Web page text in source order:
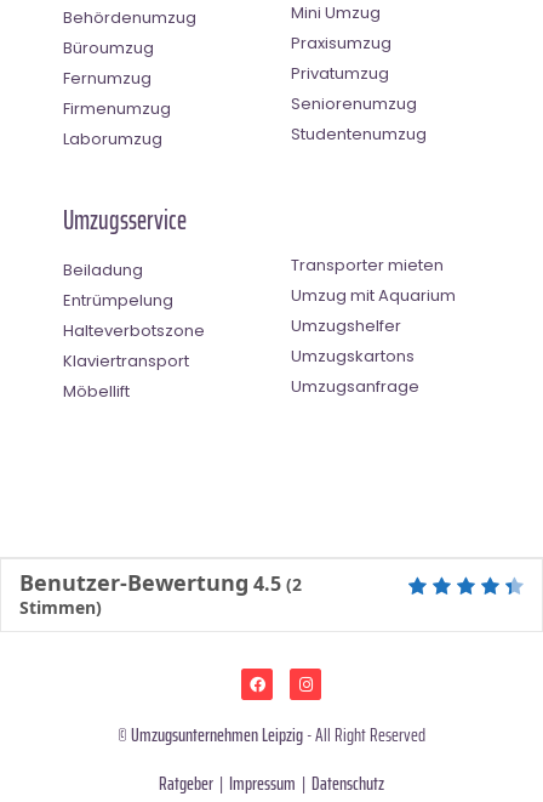
Behördenumzug
Büroumzug
Fernumzug
Firmenumzug
Laborumzug
Mini Umzug
Praxisumzug
Privatumzug
Seniorenumzug
Studentenumzug
Umzugsservice
Beiladung
Entrümpelung
Halteverbotszone
Klaviertransport
Möbellift
Transporter mieten
Umzug mit Aquarium
Umzugshelfer
Umzugskartons
Umzugsanfrage
Benutzer-Bewertung 4.5 (2
Stimmen)
©Umzugsunternehmen Leipzig- All Right Reserved
Ratgeber | Impressum | Datenschutz